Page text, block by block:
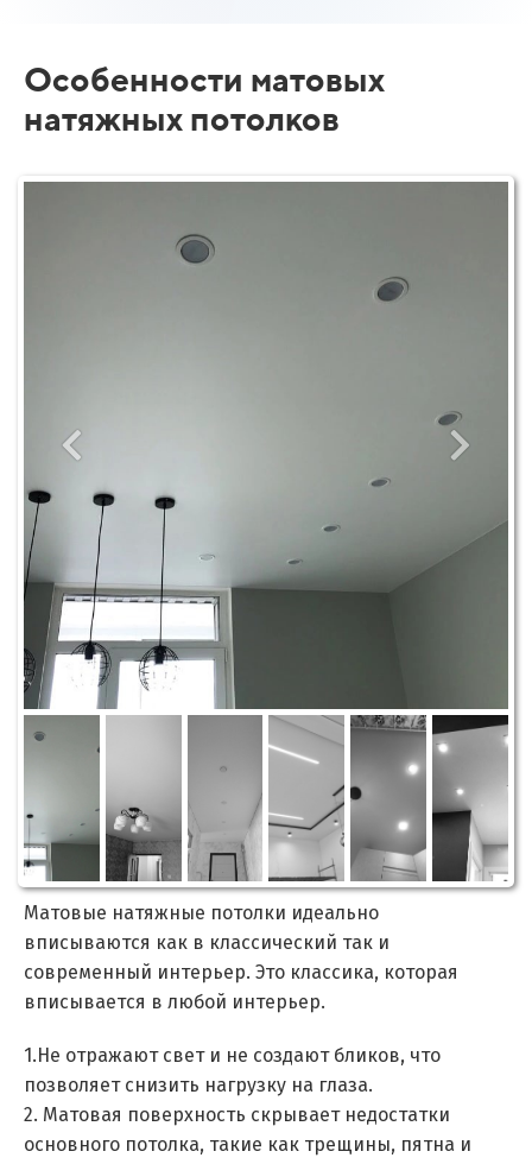
Особенности матовых
натяжных потолков
Матовые натяжные потолки идеально
вписываются как в классический так и
современный интерьер. Это классика, которая
вписывается в любой интерьер.
1.Не отражают свет и не создают бликов, что
позволяет снизить нагрузку на глаза.
2. Матовая поверхность скрывает недостатки
основного потолка, такие как трещины, пятна и